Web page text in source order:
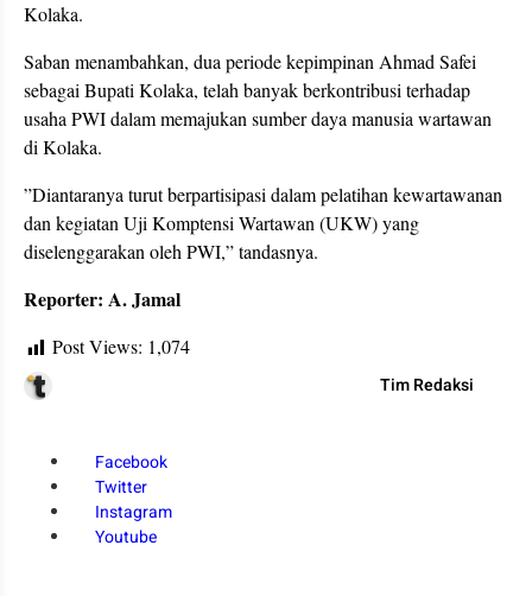
Kolaka.
Saban menambahkan, dua periode kepimpinan Ahmad Safei
sebagai Bupati Kolaka, telah banyak berkontribusi terhadap
usaha PWI dalam memajukan sumber daya manusia wartawan
di Kolaka.
”Diantaranya turut berpartisipasi dalam pelatihan kewartawanan
dan kegiatan Uji Komptensi Wartawan (UKW) yang
diselenggarakan oleh PWI,” tandasnya.
Reporter: A. Jamal
Post Views: 1,074
Tim Redaksi
Facebook
Twitter
Instagram
Youtube